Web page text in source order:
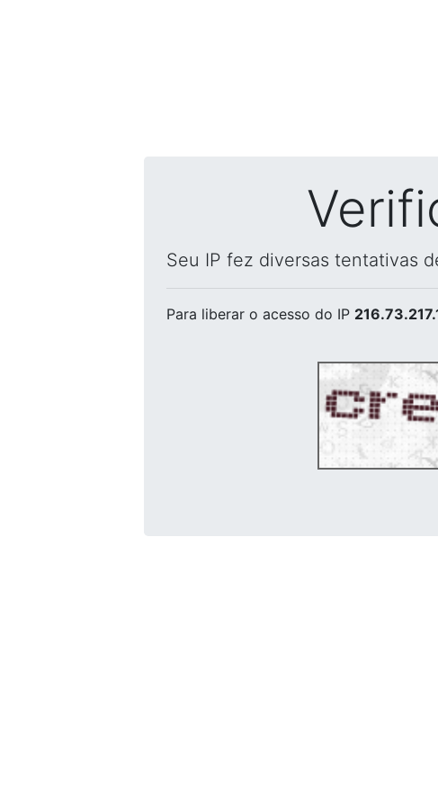
Seu IP fez diversas tentativas
Para liberar o acesso do IP